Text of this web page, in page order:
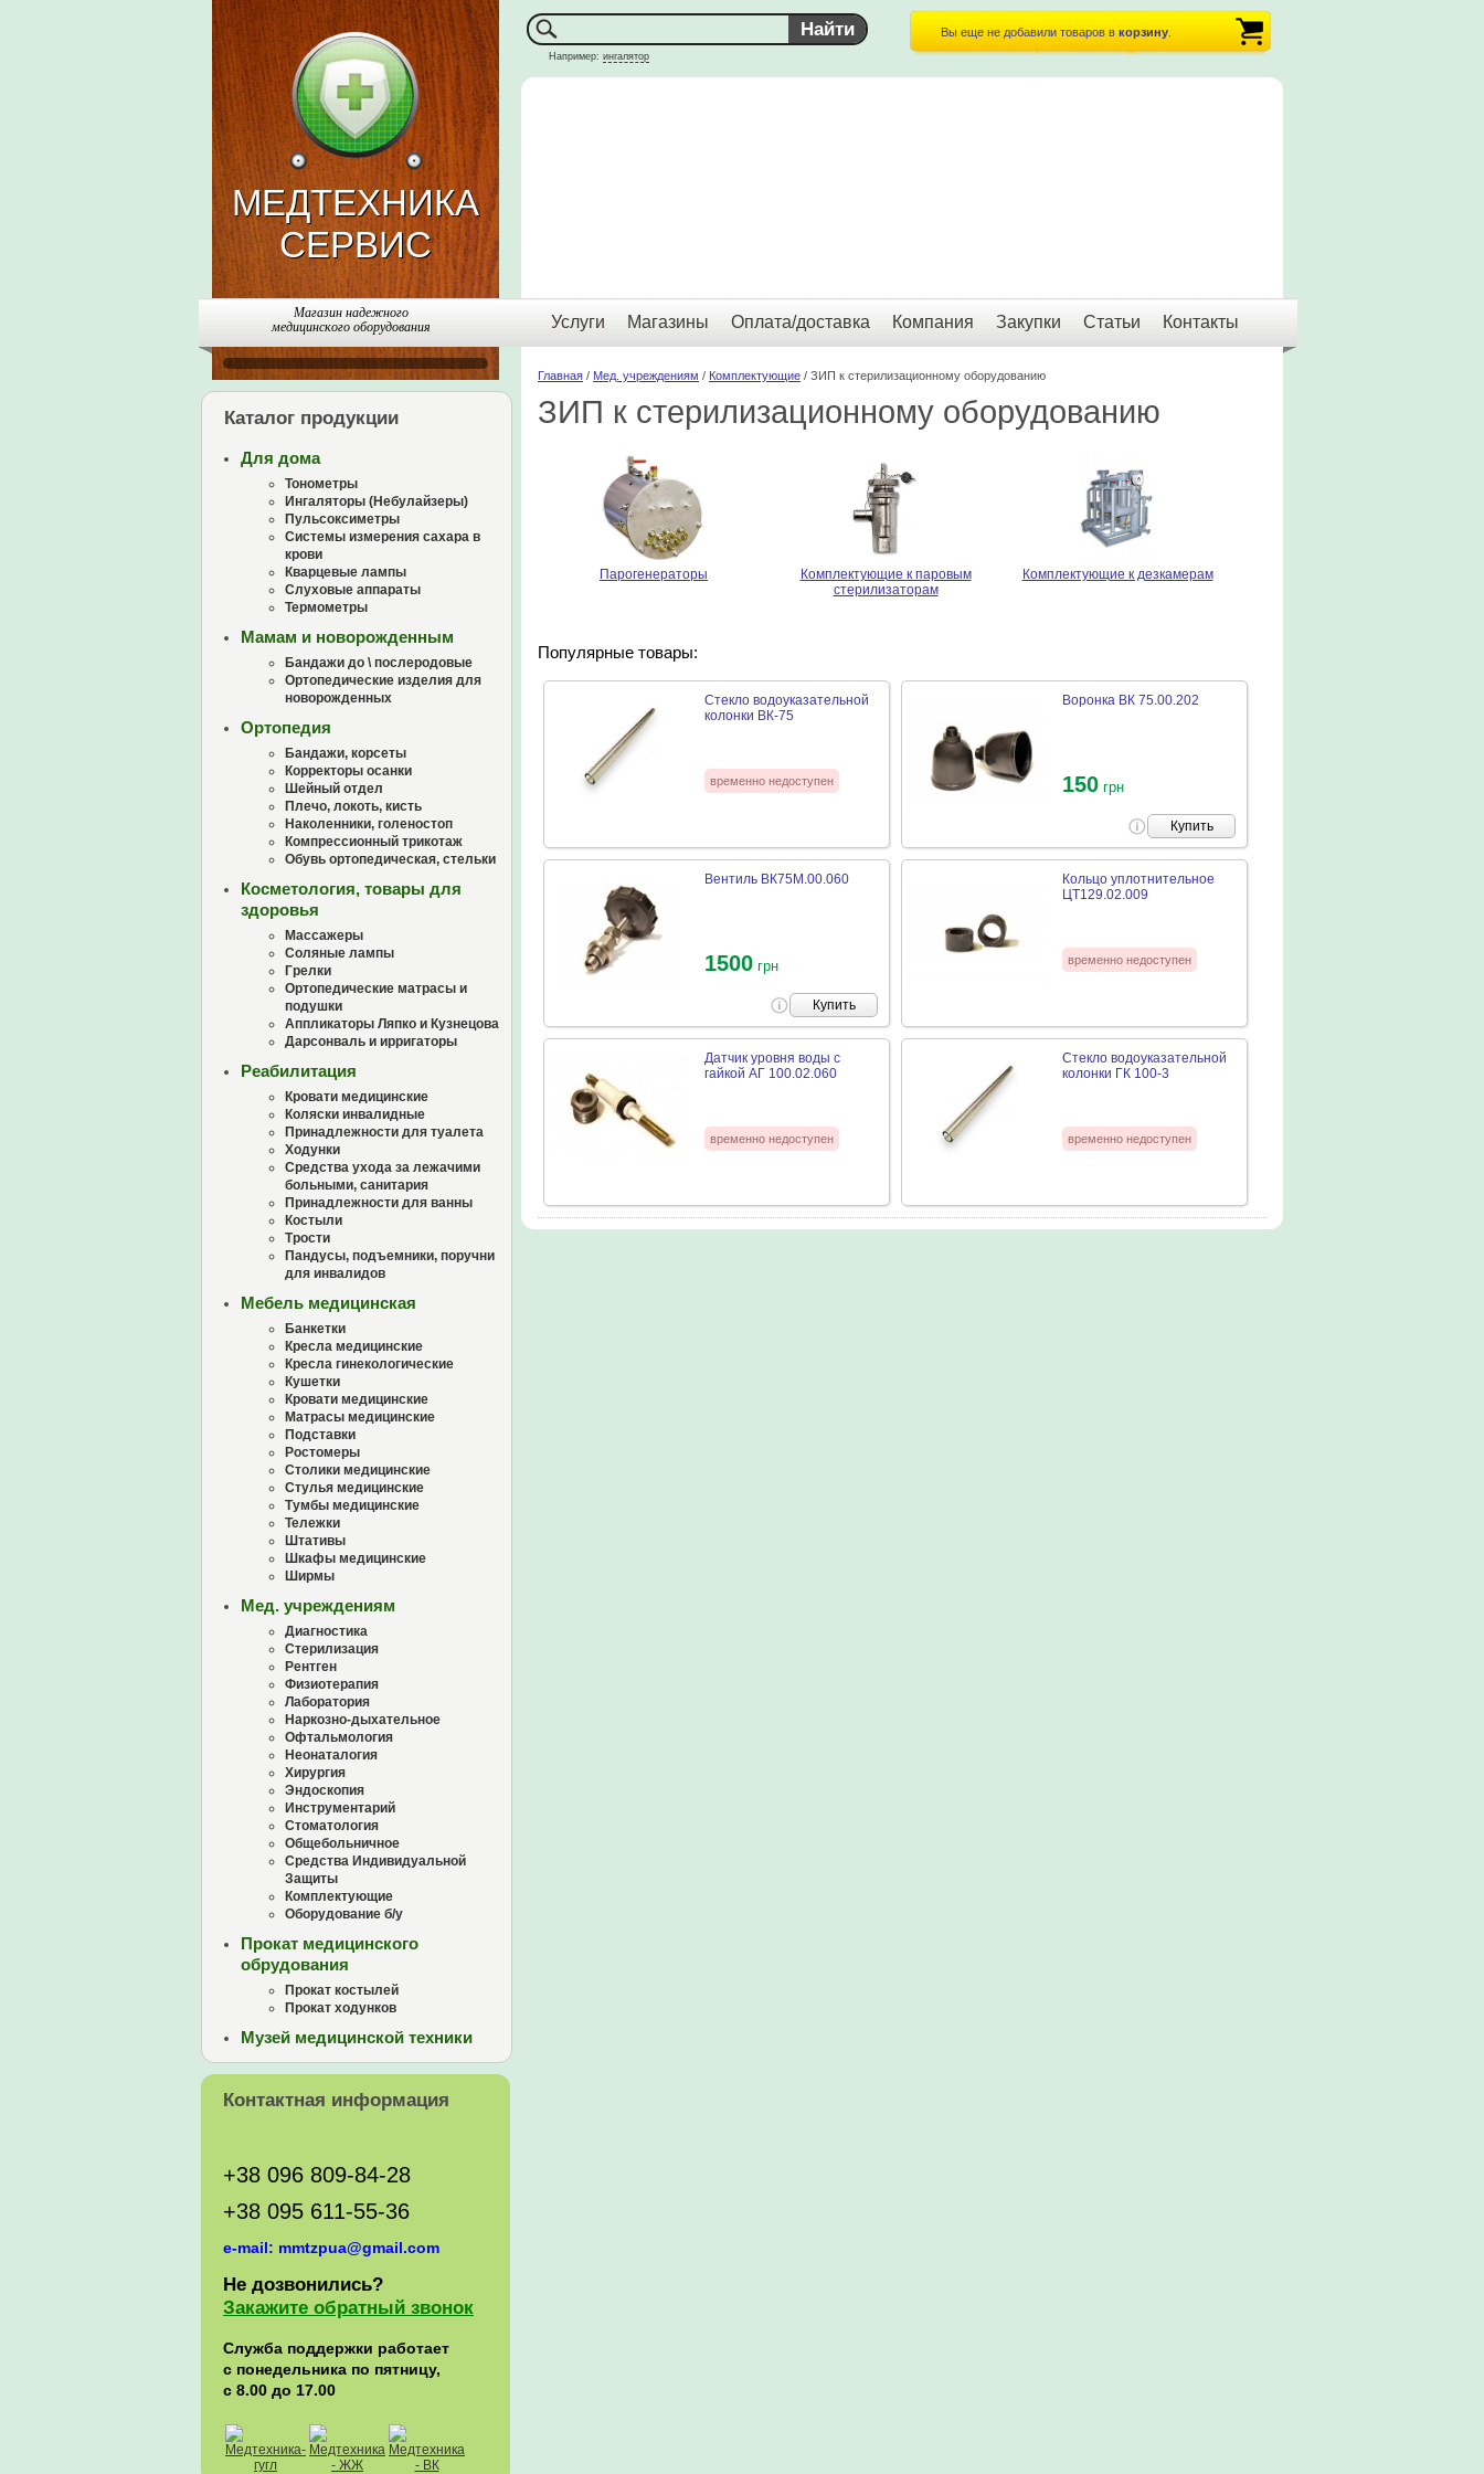
МЕДТЕХНИКА
СЕРВИС
Например: ингалятор
Вы еще не добавили товаров в корзину
Магазин надежного
медицинского оборудования
Услуги Магазины Оплата/доставка Компания Закупки Статьи Контакты
Каталог продукции
Для дома
Тонометры
Ингаляторы (Небулайзеры)
Пульсоксиметры
Системы измерения сахара в
крови
Кварцевые лампы
Слуховые аппараты
Термометры
Мамам и новорожденным
Бандажи до \ послеродовые
Ортопедические изделия для
новорожденных
Ортопедия
Бандажи, корсеты
Корректоры осанки
Шейный отдел
Плечо, локоть, кисть
Наколенники, голеностоп
Компрессионный трикотаж
Обувь ортопедическая, стельки
Косметология, товары для
здоровья
Массажеры
Соляные лампы
Грелки
Ортопедические матрасы и
подушки
Аппликаторы Ляпко и Кузнецова
Дарсонваль и ирригаторы
Реабилитация
Кровати медицинские
Коляски инвалидные
Принадлежности для туалета
Ходунки
Средства ухода за лежачими
больными, санитария
Принадлежности для ванны
Костыли
Трости
Пандусы, подъемники, поручни
для инвалидов
Мебель медицинская
Банкетки
Кресла медицинские
Кресла гинекологические
Кушетки
Кровати медицинские
Матрасы медицинские
Подставки
Ростомеры
Столики медицинские
Стулья медицинские
Тумбы медицинские
Тележки
Штативы
Шкафы медицинские
Ширмы
Мед. учреждениям
Диагностика
Стерилизация
Рентген
Физиотерапия
Лаборатория
Наркозно-дыхательное
Офтальмология
Неонаталогия
Хирургия
Эндоскопия
Инструментарий
Стоматология
Общебольничное
Средства Индивидуальной
Защиты
Комплектующие
Оборудование б/у
Прокат медицинского
обрудования
Прокат костылей
Прокат ходунков
Музей медицинской техники
Контактная информация
+38 096 809-84-28
+38 095 611-55-36
e-mail: mmtzpua@gmail.com
Не дозвонились?
Закажите обратный звонок
Служба поддержки работает
с понедельника по пятницу,
с 8.00 до 17.00
Главная / Мед. учреждениям / Комплектующие / ЗИП к стерилизационному оборудованию
ЗИП к стерилизационному оборудованию
Парогенераторы
Комплектующие к паровым
стерилизаторам
Комплектующие к дезкамерам
Популярные товары:
Стекло водоуказательной
колонки ВК-75
временно недоступен
Воронка ВК 75.00.202
150 грн
Купить
Вентиль ВК75М.00.060
1500 грн
Купить
Кольцо уплотнительное
ЦТ129.02.009
временно недоступен
Датчик уровня воды с
гайкой АГ 100.02.060
временно недоступен
Стекло водоуказательной
колонки ГК 100-3
временно недоступен